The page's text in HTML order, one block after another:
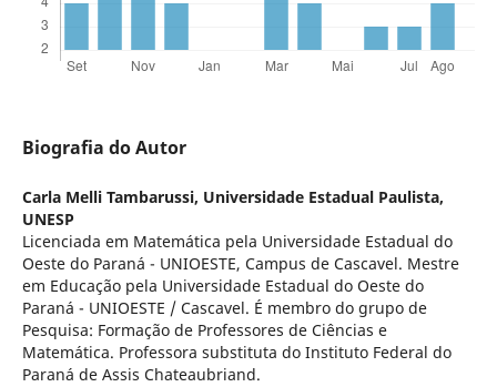
Biografia do Autor
Carla Melli Tambarussi, Universidade Estadual Paulista,
UNESP
Licenciada em Matemática pela Universidade Estadual do
Oeste do Paraná - UNIOESTE, Campus de Cascavel. Mestre
em Educação pela Universidade Estadual do Oeste do
Paraná - UNIOESTE / Cascavel. É membro do grupo de
Pesquisa: Formação de Professores de Ciências e
Matemática. Professora substituta do Instituto Federal do
Paraná de Assis Chateaubriand.